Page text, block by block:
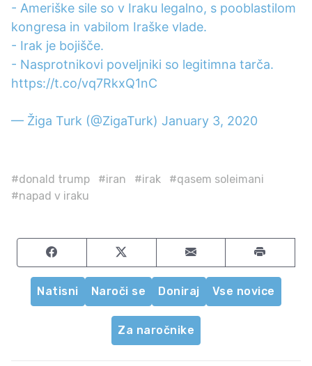
- Ameriške sile so v Iraku legalno, s pooblastilom
kongresa in vabilom Iraške vlade.
- Irak je bojišče.
- Nasprotnikovi poveljniki so legitimna tarča.
https://t.co/vq7RkxQ1nC
— Žiga Turk (@ZigaTurk) January 3, 2020
#donald trump #iran #irak
#qasem soleimani
#napad v iraku
Share on FacebookShare on TwitterShare by email
Natisni Naroči se Doniraj Vse novice
Za naročnike